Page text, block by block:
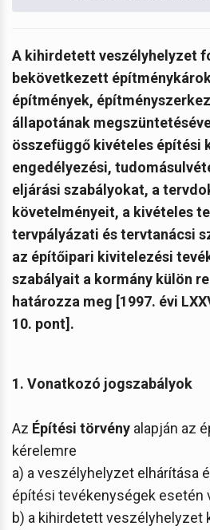
A kihirdetett veszélyhelyzet
bekövetkezett
építmények,
állapotának
összefüggő kivételes építési
engedélyezési,
eljárási szabályokat, a
követelményeit, a kivételes
tervpályázati és tervtanácsi
az építőipari kivitelezési
szabályait a kormány külön
határozza meg [1997. évi
10. pont].
1. Vonatkozó jogszabályok
Az Építési törvény alapján az
kérelemre
a) a veszélyhelyzet elhárítása
építési tevékenységek esetén
b) a kihirdetett veszélyhelyzet